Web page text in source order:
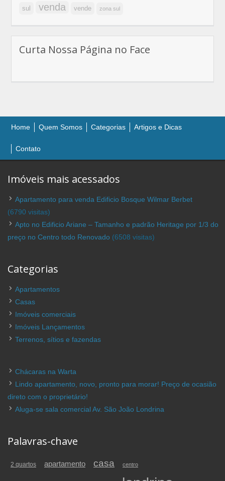
sul venda vende zona sul
Curta Nossa Página no Face
Home Quem Somos Categorias Artigos e Dicas
Contato
Imóveis mais acessados
Apartamento para venda Edificio Bosque Wilmar Berbet
(6790 visitas)
Apto no Edificio Ariane – Tamanho e padrão Heritage por 1/3 do
preço no Centro todo Renovado (6508 visitas)
Categorias
Apartamentos
Casas
Imóveis comerciais
Imóveis Lançamentos
Terrenos, sítios e fazendas
Chácaras na Warta
Lindo apartamento, novo, pronto para morar! Preço de ocasião
direto com o proprietário!
Aluga-se sala comercial Av. São João Londrina
Palavras-chave
2 quartos apartamento casa centro